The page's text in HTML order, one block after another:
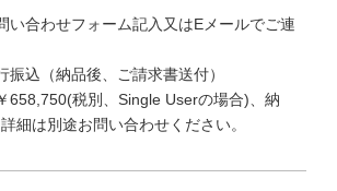
い合わせフォーム記入又はEメールでご連
振込（納品後、ご請求書送付）
658,750(税別、Single Userの場合)、納
細は別途お問い合わせください。